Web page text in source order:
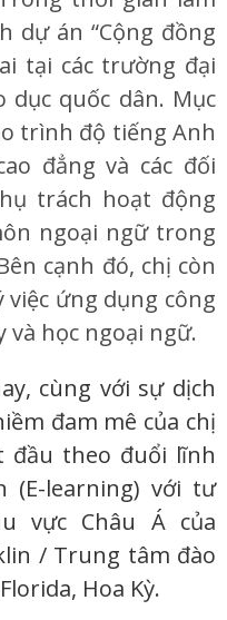
dự án “Cộng đồng
tại các trường đại
quốc dân. Mục
trình độ tiếng Anh
đẳng và các đối
trách hoạt động
ngoại ngữ trong
cạnh đó, chị còn
ứng dụng công
học ngoại ngữ.
cùng với sự dịch
đam mê của chị
đầu theo đuổi lĩnh
(E-learning) với tư
vực Châu Á của
/ Trung tâm đào
Hoa Kỳ.